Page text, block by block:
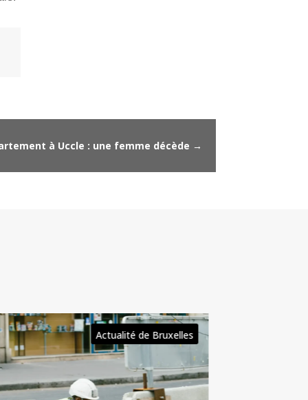
à Uccle : une femme décède →
de Bruxelles, Culture & Loisirs à
,événements